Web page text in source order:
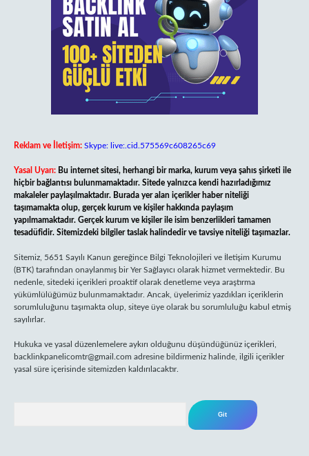
Reklam ve İletişim: Skype: live:.cid.575569c608265c69
Yasal Uyarı: Bu internet sitesi, herhangi bir marka, kurum veya şahıs şirketi ile
hiçbir bağlantısı bulunmamaktadır. Sitede yalnızca kendi hazırladığımız
makaleler paylaşılmaktadır. Burada yer alan içerikler haber niteliği
taşımamakta olup, gerçek kurum ve kişiler hakkında paylaşım
yapılmamaktadır. Gerçek kurum ve kişiler ile isim benzerlikleri tamamen
tesadüfidir. Sitemizdeki bilgiler taslak halindedir ve tavsiye niteliği taşımazlar.
Sitemiz, 5651 Sayılı Kanun gereğince Bilgi Teknolojileri ve İletişim Kurumu
(BTK) tarafından onaylanmış bir Yer Sağlayıcı olarak hizmet vermektedir. Bu
nedenle, sitedeki içerikleri proaktif olarak denetleme veya araştırma
yükümlülüğümüz bulunmamaktadır. Ancak, üyelerimiz yazdıkları içeriklerin
sorumluluğunu taşımakta olup, siteye üye olarak bu sorumluluğu kabul etmiş
sayılırlar.
Hukuka ve yasal düzenlemelere aykırı olduğunu düşündüğünüz içerikleri,
backlinkpanelicomtr@gmail.com adresine bildirmeniz halinde, ilgili içerikler
yasal süre içerisinde sitemizden kaldırılacaktır.